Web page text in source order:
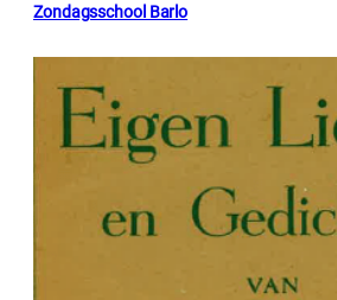
Zondagsschool Barlo